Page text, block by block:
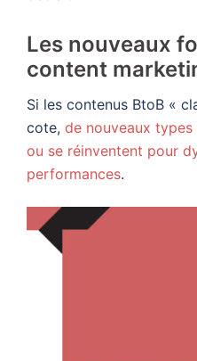
Les nouveaux
content
Si les contenus BtoB «
cote, de nouveaux
ou se réinventent pour
performances.